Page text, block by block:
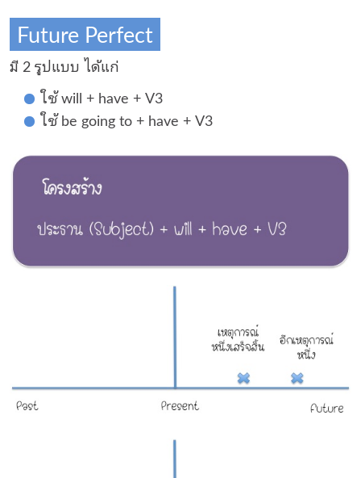
Future Perfect
มี 2 รูปแบบ ได้แก่
ใช้ will + have + V3
ใช้ be going to + have + V3